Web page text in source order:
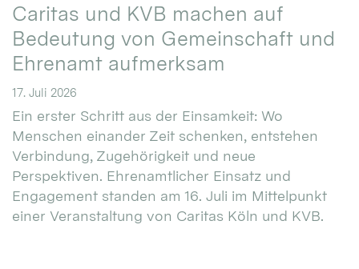
Caritas und KVB machen auf
Bedeutung von Gemeinschaft und
Ehrenamt aufmerksam
17. Juli 2026
Ein erster Schritt aus der Einsamkeit: Wo
Menschen einander Zeit schenken, entstehen
Verbindung, Zugehörigkeit und neue
Perspektiven. Ehrenamtlicher Einsatz und
Engagement standen am 16. Juli im Mittelpunkt
einer Veranstaltung von Caritas Köln und KVB.